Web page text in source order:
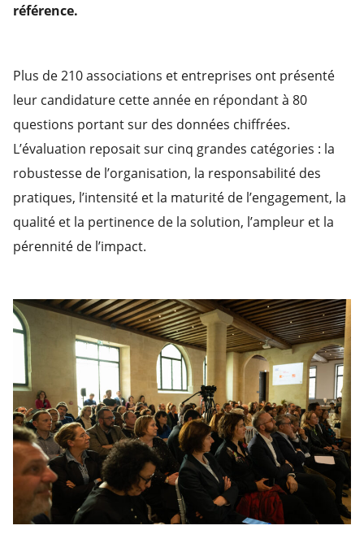
référence.
Plus de 210 associations et entreprises ont présenté
leur candidature cette année en répondant à 80
questions portant sur des données chiffrées.
L’évaluation reposait sur cinq grandes catégories : la
robustesse de l’organisation, la responsabilité des
pratiques, l’intensité et la maturité de l’engagement, la
qualité et la pertinence de la solution, l’ampleur et la
pérennité de l’impact.